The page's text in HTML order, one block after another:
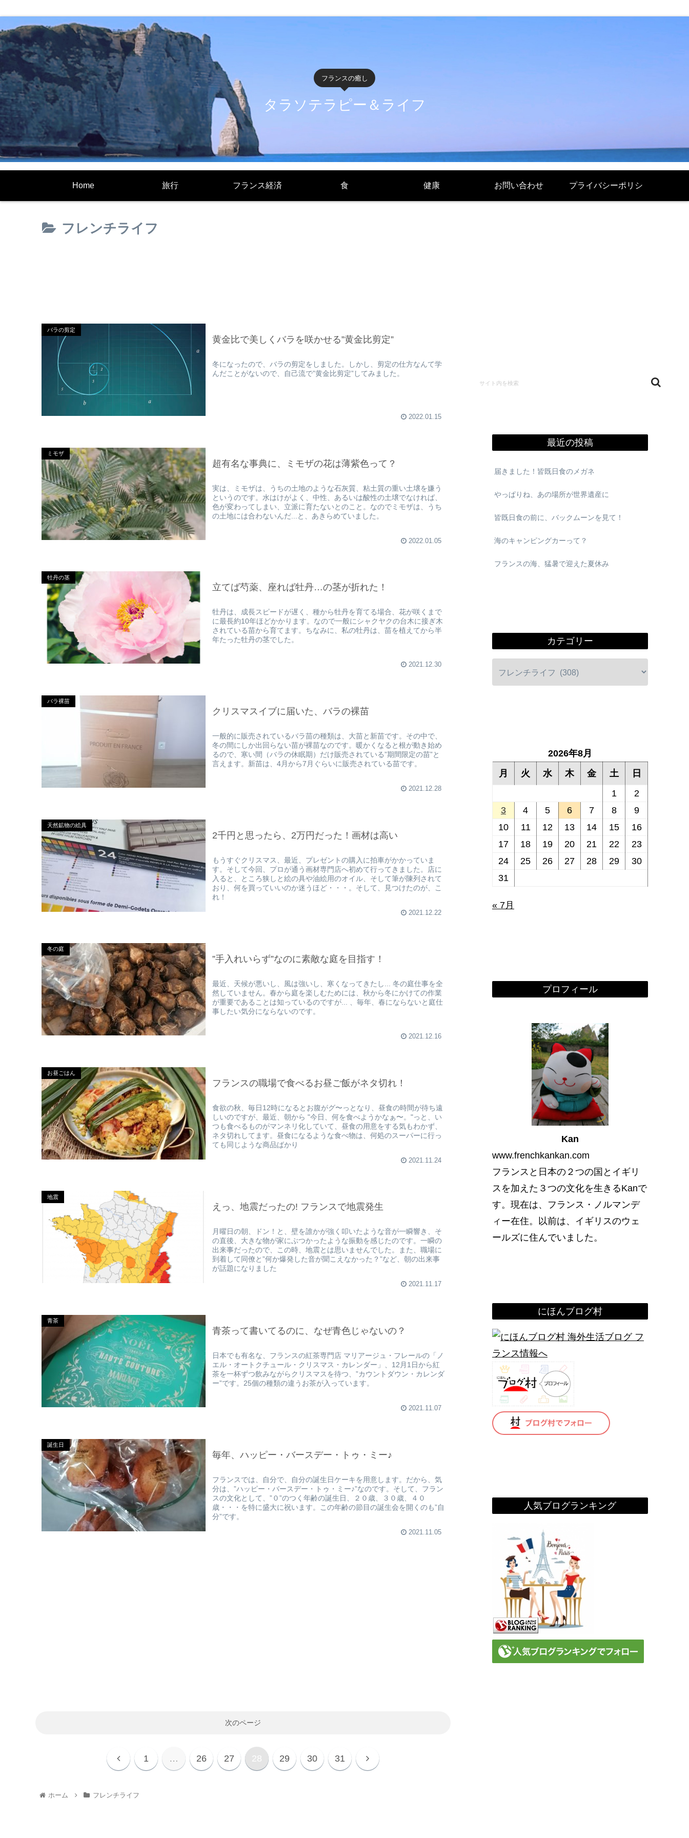
フランスの癒し
タラソテラピー＆ライフ
Home 旅行 フランス経済 食 健康 お問い合わせ プライバシーポリシ
フレンチライフ
バラの剪定
黄金比で美しくバラを咲かせる”黄金比剪定”
冬になったので、バラの剪定をしました。しかし、剪定の仕方なんて学
んだことがないので、自己流で”黄金比剪定”してみました。
2022.01.15
ミモザ
超有名な事典に、ミモザの花は薄紫色って？
実は、ミモザは、うちの土地のような石灰質、粘土質の重い土壌を嫌う
というのです。水はけがよく、中性、あるいは酸性の土壌でなければ、
色が変わってしまい、立派に育たないとのこと。なのでミモザは、うち
の土地には合わないんだ...と、あきらめていました。
2022.01.05
牡丹の茎
立てば芍薬、座れば牡丹…の茎が折れた！
牡丹は、成長スピードが遅く、種から牡丹を育てる場合、花が咲くまで
に最長約10年ほどかかります。なので一般にシャクヤクの台木に接ぎ木
されている苗から育てます。ちなみに、私の牡丹は、苗を植えてから半
年たった牡丹の茎でした。
2021.12.30
バラ裸苗
クリスマスイブに届いた、バラの裸苗
一般的に販売されているバラ苗の種類は、大苗と新苗です。その中で、
冬の間にしか出回らない苗が裸苗なのです。暖かくなると根が動き始め
るので、寒い間（バラの休眠期）だけ販売されている”期間限定の苗”と
言えます。新苗は、4月から7月ぐらいに販売されている苗です。
2021.12.28
天然鉱物の絵具
2千円と思ったら、2万円だった！画材は高い
もうすぐクリスマス、最近、プレゼントの購入に拍車がかかっていま
す。そして今回、プロが通う画材専門店へ初めて行ってきました。店に
入ると、ところ狭しと絵の具や油絵用のオイル、そして筆が陳列されて
おり、何を買っていいのか迷うほど・・・。そして、見つけたのが、こ
れ！
2021.12.22
冬の庭
”手入れいらず”なのに素敵な庭を目指す！
最近、天候が悪いし、風は強いし、寒くなってきたし... 冬の庭仕事を全
然していません。春から庭を楽しむためには、秋から冬にかけての作業
が重要であることは知っているのですが... 、毎年、春にならないと庭仕
事したい気分にならないのです。
2021.12.16
お昼ごはん
フランスの職場で食べるお昼ご飯がネタ切れ！
食欲の秋、毎日12時になるとお腹がグ〜っとなり、昼食の時間が待ち遠
しいのですが、最近、朝から "今日、何を食べようかなぁ〜。"っと、い
つも食べるものがマンネリ化していて、昼食の用意をする気もわかず、
ネタ切れしてます。昼食になるような食べ物は、何処のスーパーに行っ
ても同じような商品ばかり
2021.11.24
地震
えっ、地震だったの! フランスで地震発生
月曜日の朝、ドン！と、壁を誰かが強く叩いたような音が一瞬響き、そ
の直後、大きな物が家にぶつかったような振動を感じたのです。一瞬の
出来事だったので、この時、地震とは思いませんでした。また、職場に
到着して同僚と”何か爆発した音が聞こえなかった？”など、朝の出来事
が話題になりました
2021.11.17
青茶
青茶って書いてるのに、なぜ青色じゃないの？
日本でも有名な、フランスの紅茶専門店 マリアージュ・フレールの「ノ
エル・オートクチュール・クリスマス・カレンダー」、12月1日から紅
茶を一杯ずつ飲みながらクリスマスを待つ、”カウントダウン・カレンダ
ー”です。25個の種類の違うお茶が入っています。
2021.11.07
誕生日
毎年、ハッピー・バースデー・トゥ・ミー♪
フランスでは、自分で、自分の誕生日ケーキを用意します。だから、気
分は、”ハッピー・バースデー・トゥ・ミー♪”なのです。そして、フラン
スの文化として、”０”のつく年齢の誕生日、２０歳、３０歳、４０
歳・・・を特に盛大に祝います。この年齢の節目の誕生会を開くのも”自
分”です。
2021.11.05
次のページ
1 … 26 27 28 29 30 31
ホーム フレンチライフ
最近の投稿
届きました！皆既日食のメガネ
やっぱりね、あの場所が世界遺産に
皆既日食の前に、バックムーンを見て！
海のキャンピングカーって？
フランスの海、猛暑で迎えた夏休み
カテゴリー
2026年8月
月
火 水 木 金 土
日
1
2
3
4 5 6 7 8
9
10
11 12 13 14 15
16
17
18 19 20 21 22
23
24
25 26 27 28 29
30
31
« 7月
プロフィール
Kan
www.frenchkankan.com
フランスと日本の２つの国とイギリ
スを加えた３つの文化を生きるKanで
す。現在は、フランス・ノルマンデ
ィー在住。以前は、イギリスのウェ
ールズに住んでいました。
にほんブログ村
人気ブログランキング